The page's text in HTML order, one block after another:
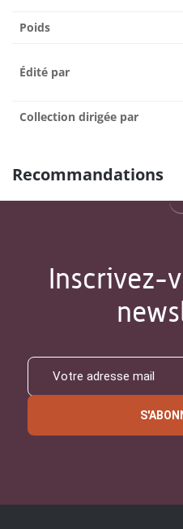
Poids
Édité par
Collection dirigée par
Recommandations
Inscrivez-